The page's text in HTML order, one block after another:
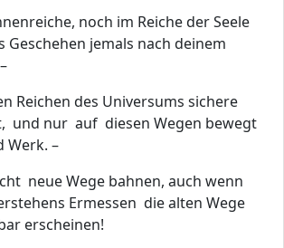
noch im Reiche der Seele
Geschehen jemals nach deinem
Reichen des Universums sichere
und nur auf diesen Wegen bewegt
Werk. –
neue Wege bahnen, auch wenn
Ermessen die alten Wege
erscheinen!